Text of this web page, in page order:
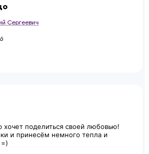
Сергеевич
поделиться своей любовью!
и принесём немного тепла и